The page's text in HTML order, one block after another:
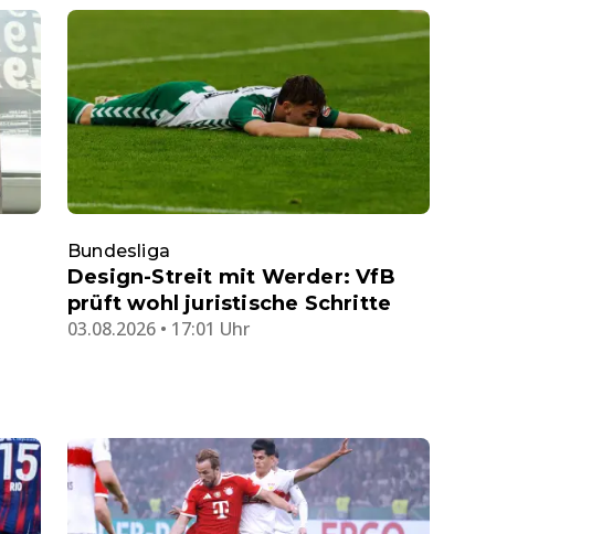
Bundesliga
Design-Streit mit Werder: VfB
prüft wohl juristische Schritte
03.08.2026 • 17:01 Uhr